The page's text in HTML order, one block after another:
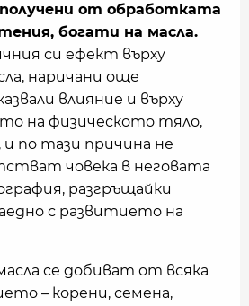
от обработката
богати на масла.
си ефект върху
наричани още
влияние и върху
на физическото тяло,
и по тази причина не
човека в неговата
разгръщайки
с развитието на
се добиват от всяка
– корени, семена,